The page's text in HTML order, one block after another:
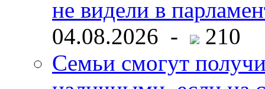
не видели в
04.08.2026 -
210
Семьи смогут